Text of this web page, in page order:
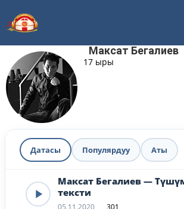
Максат Бегалиев
17 ыры
Датасы Популярдуу Аты
Максат Бегалиев —
тексти
05.11.2020 301